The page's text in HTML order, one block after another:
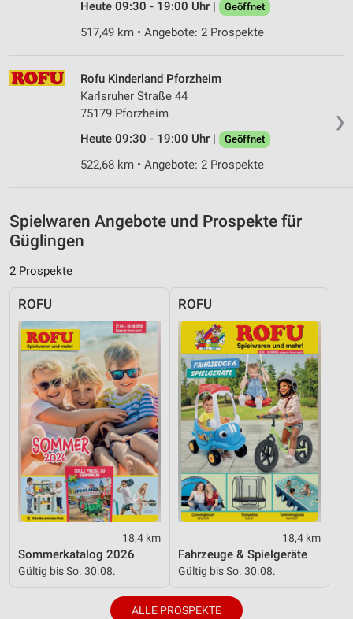
Heute 09:30 - 19:00 Uhr | Geöffnet
517,49 km • Angebote: 2 Prospekte
❯
Rofu Kinderland Pforzheim
Karlsruher Straße 44
75179 Pforzheim
Heute 09:30 - 19:00 Uhr |
Geöffnet
522,68 km • Angebote: 2 Prospekte
Spielwaren Angebote und Prospekte für
Güglingen
2 Prospekte
ROFU
18,4 km
Sommerkatalog 2026
Gültig bis So. 30.08.
ROFU
18,4 km
Fahrzeuge & Spielgeräte
Gültig bis So. 30.08.
ALLE PROSPEKTE
IAB-Besonderheiten:
Geräte anhand von aktiv angeforderten
Informationen identifizieren
Funktional
Werbung